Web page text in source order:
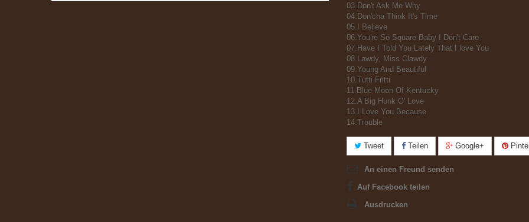
03.Don't Ask Me Why
04.Don'cha Think It's Time
05.I Believe
06.You're So Square Baby I Don't Care
07.Have I Told You Lately That I love You
08.Lawdy, Miss Clawdy
09.Young And Beautiful
10.Tutti Fritti
11.Blue Moon Of Kentucky
12.A Big Hunk O' Love
13.I Love You Because
14.Trouble
Tweet Teilen Google+
An einen Freund senden
Auf Facebook teilen
Ausdrucken